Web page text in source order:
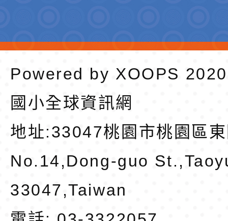
Powered by XOOPS
國小全球資訊網
地址:33047桃園市桃園區
No.14,Dong-guo
33047,Taiwan